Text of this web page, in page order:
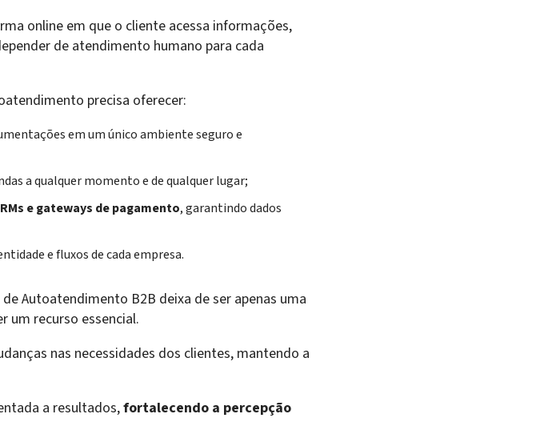
online em que o cliente acessa informações,
de atendimento humano para cada
precisa oferecer:
em um único ambiente seguro e
a qualquer momento e de qualquer lugar;
e gateways de pagamento, garantindo dados
e fluxos de cada empresa.
Autoatendimento B2B deixa de ser apenas uma
um recurso essencial.
nas necessidades dos clientes, mantendo a
a resultados,fortalecendo a percepção